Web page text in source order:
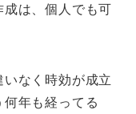
成は、個人でも可
なく時効が成立
年も経ってる